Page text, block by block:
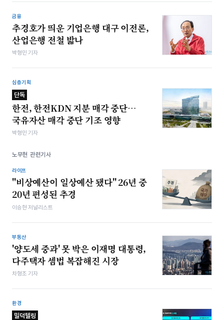
금융
추경호가 띄운 기업은행 대구 이전론,
산업은행 전철 밟나
박형민 기자
심층기획
단독
한전, 한전KDN 지분 매각 중단…
국유자산 매각 중단 기조 영향
박형민 기자
노무현 관련기사
라이프
"비상예산이 일상예산 됐다" 26년 중
20년 편성된 추경
이승현 저널리스트
부동산
'양도세 중과' 못 박은 이재명 대통령,
다주택자 셈법 복잡해진 시장
차형조 기자
환경
밀덕텔링